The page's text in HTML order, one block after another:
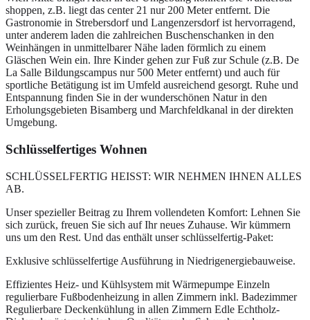
shoppen, z.B. liegt das center 21 nur 200 Meter entfernt. Die
Gastronomie in Strebersdorf und Langenzersdorf ist hervorragend,
unter anderem laden die zahlreichen Buschenschanken in den
Weinhängen in unmittelbarer Nähe laden förmlich zu einem
Gläschen Wein ein. Ihre Kinder gehen zur Fuß zur Schule (z.B. De
La Salle Bildungscampus nur 500 Meter entfernt) und auch für
sportliche Betätigung ist im Umfeld ausreichend gesorgt. Ruhe und
Entspannung finden Sie in der wunderschönen Natur in den
Erholungsgebieten Bisamberg und Marchfeldkanal in der direkten
Umgebung.
Schlüsselfertiges Wohnen
SCHLÜSSELFERTIG HEISST: WIR NEHMEN IHNEN ALLES
AB.
Unser spezieller Beitrag zu Ihrem vollendeten Komfort: Lehnen Sie
sich zurück, freuen Sie sich auf Ihr neues Zuhause. Wir kümmern
uns um den Rest. Und das enthält unser schlüsselfertig-Paket:
Exklusive schlüsselfertige Ausführung in Niedrigenergiebauweise.
Effizientes Heiz- und Kühlsystem mit Wärmepumpe Einzeln
regulierbare Fußbodenheizung in allen Zimmern inkl. Badezimmer
Regulierbare Deckenkühlung in allen Zimmern Edle Echtholz-